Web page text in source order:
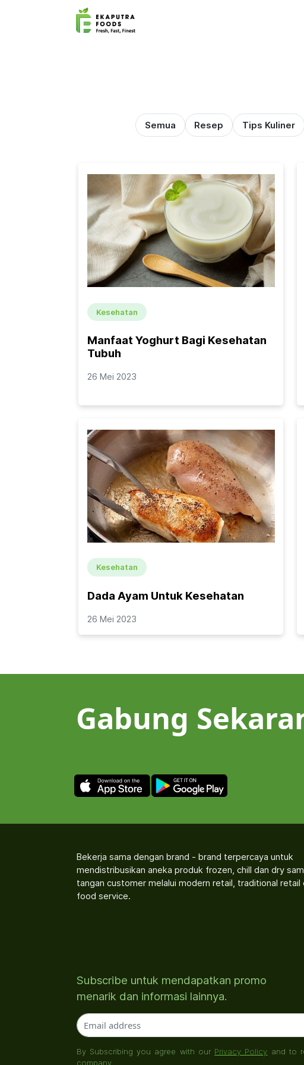
Semua Resep Tips Kuliner
Kesehatan
Manfaat Yoghurt Bagi Kesehatan
Tubuh
26 Mei 2023
Kesehatan
Dada Ayam Untuk Kesehatan
26 Mei 2023
Gabung
Bekerja sama dengan brand - brand terpercaya untuk
mendistribusikan aneka produk frozen, chill dan dry
tangan customer melalui modern retail, traditional retail
food service.
Subscribe untuk mendapatkan promo
menarik dan informasi lainnya.
By Subscribing you agree with our Privacy Policy and to
company